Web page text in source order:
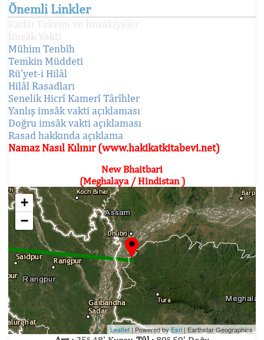
Önemli Linkler
Farklı Takvim ve İmsâkiyeler
İmsâk Vakti
Mühim Tenbîh
Temkin Müddeti
Rü'yet-i Hilâl
Hilâl Rasadları
Senelik Hicrî Kamerî Târîhler
Yanlış imsâk vakti açıklaması
Doğru imsâk vakti açıklaması
Rasad hakkında açıklama
Namaz Nasıl Kılınır (www.hakikatkitabevi.net)
New Bhaitbari
(Meghalaya / Hindistan )
+
−
Leaflet | Powered by Esri | Earthstar Geographics